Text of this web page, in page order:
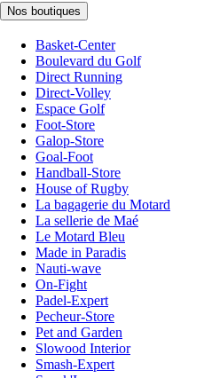
Nos boutiques
Basket-Center
Boulevard du Golf
Direct Running
Direct-Volley
Espace Golf
Foot-Store
Galop-Store
Goal-Foot
Handball-Store
House of Rugby
La bagagerie du Motard
La sellerie de Maé
Le Motard Bleu
Made in Paradis
Nauti-wave
On-Fight
Padel-Expert
Pecheur-Store
Pet and Garden
Slowood Interior
Smash-Expert